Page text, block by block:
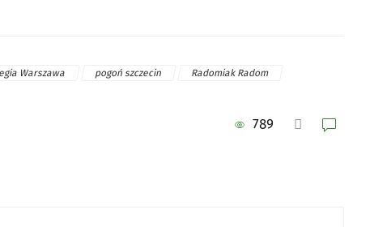
Warszawa pogoń szczecin
Radomiak Radom
789